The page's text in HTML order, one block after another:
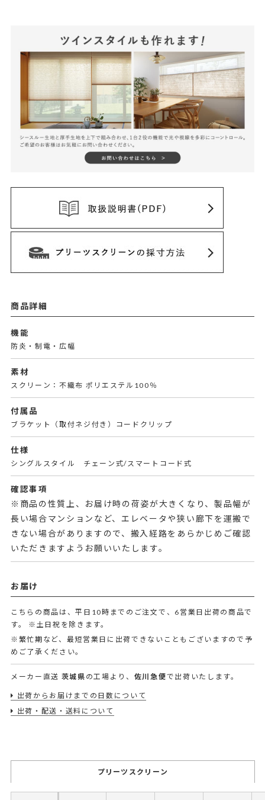
商品詳細
機能
防炎・制電・広幅
素材
スクリーン：不織布 ポリエステル100％
付属品
ブラケット（取付ネジ付き）コードクリップ
仕様
シングルスタイル チェーン式/スマートコード式
確認事項
※商品の性質上、お届け時の荷姿が大きくなり、製品幅が
長い場合マンションなど、エレベータや狭い廊下を運搬で
きない場合がありますので、搬入経路をあらかじめご確認
いただきますようお願いいたします。
お届け
こちらの商品は、平日10時までのご注文で、6営業日出荷の商品で
す。
※土日祝を除きます。
※繁忙期など、最短営業日に出荷できないこともございますので予
めご了承ください。
メーカー直送 茨城県 の工場より、 佐川急便で出荷いたします。
出荷からお届けまでの日数について
出荷・配送・送料について
プリーツスクリーン